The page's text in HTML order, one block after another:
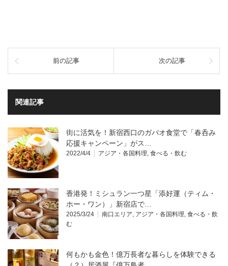
前の記事 次の記事
関連記事
街に活気を！新宿西口のガパオ食堂で「春呑み
応援キャンペーン」がス…
2022/4/4 アジア・各国料理, 食べる・飲む
香港発！ミシュラン一つ星「添好運（ティム・
ホー・ワン）」新宿店で…
2025/3/24 南口エリア, アジア・各国料理, 食べる・飲
む
何もかも金色！億万長者な暮らしを体験できる